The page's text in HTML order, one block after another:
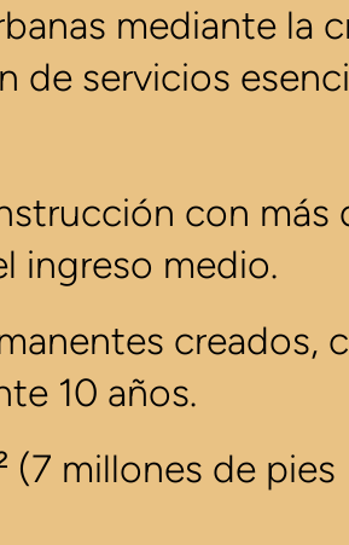
mediante la
de servicios
con más
ingreso medio.
creados,
10 años.
(7 millones de pies